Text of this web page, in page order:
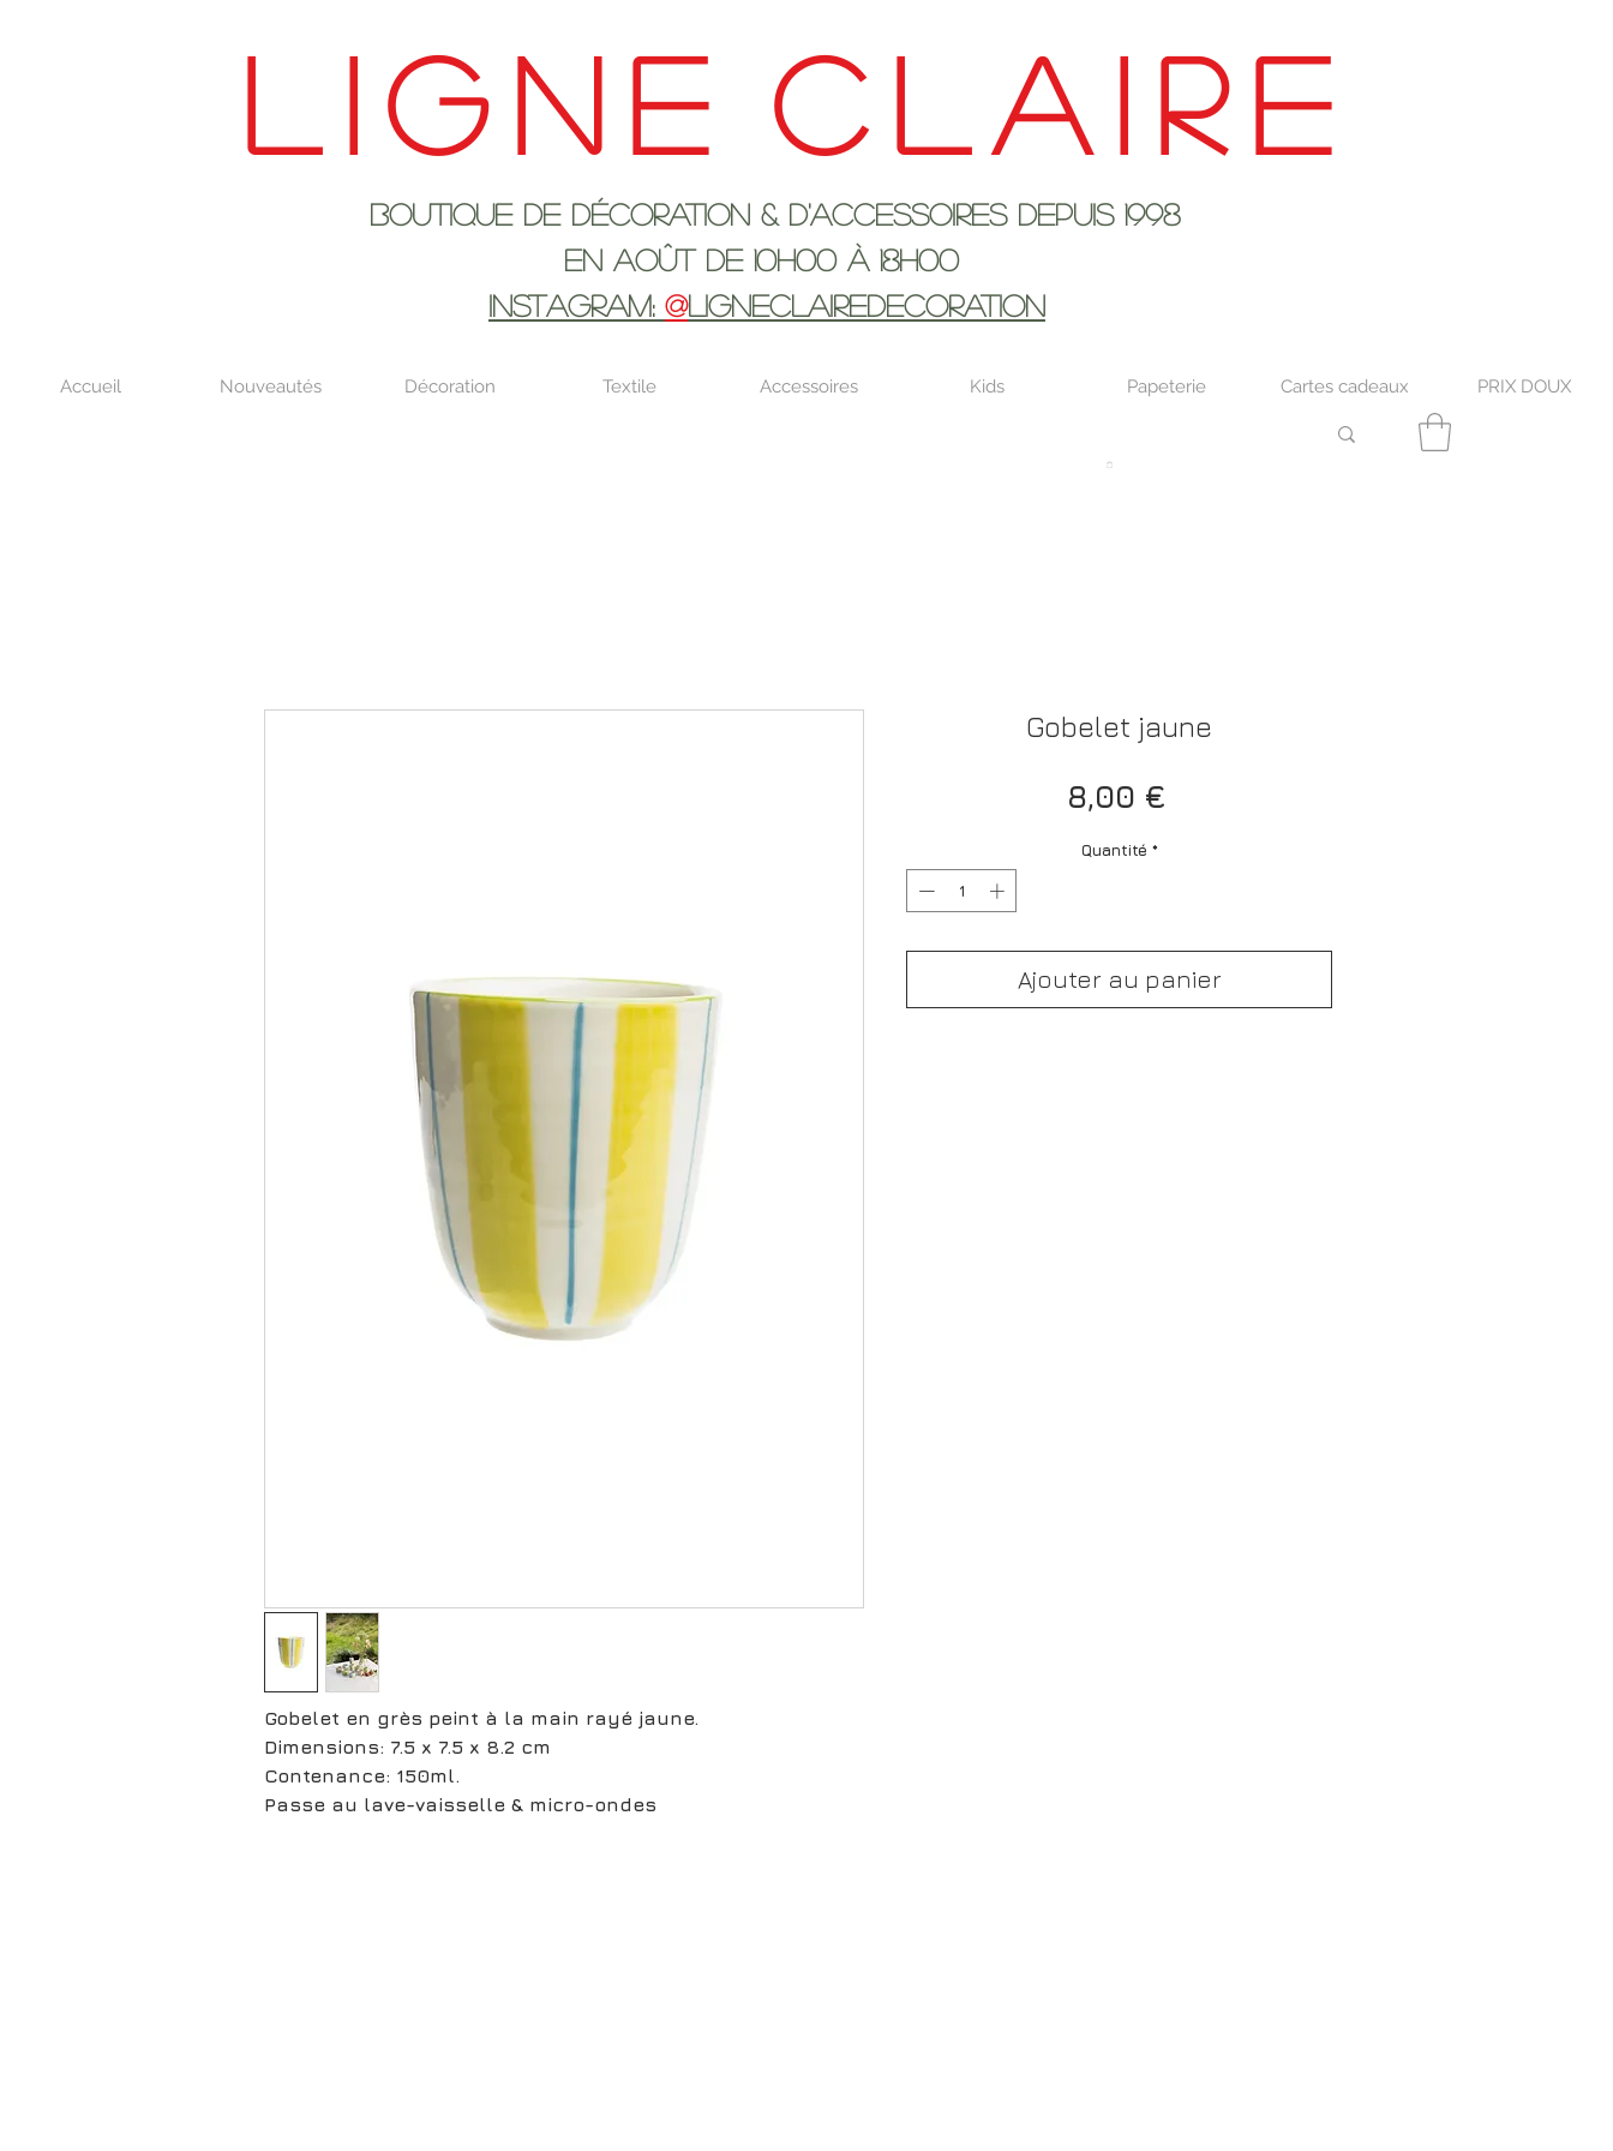
Ligne claire
Boutique de décoration & d'accessoires depuis 1998
EN AOûT DE 10h00 à 18H00
INSTAGRAM: @LIGNECLAIREDECORATION
Accueil Nouveautés Décoration Textile Accessoires Kids Papeterie Cartes cadeaux PRIX DOUX
Gobelet en grès peint à la main rayé jaune.
Dimensions: 7.5 x 7.5 x 8.2 cm
Contenance: 150ml.
Passe au lave-vaisselle & micro-ondes
Gobelet jaune
8,00 €
Quantité *
Ajouter au panier